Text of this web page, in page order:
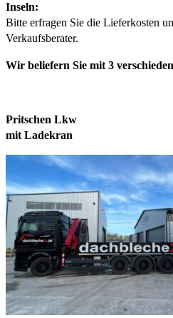
Inseln:
Bitte erfragen Sie die Lieferkosten
Verkaufsberater.
Wir beliefern Sie mit 3
Pritschen Lkw
mit Ladekran